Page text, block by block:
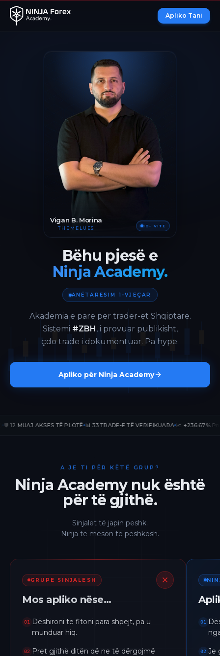
Apliko Tani
Vigan B. Morina
THEMELUES 10+ VITE
Bëhu pjesë e
Ninja Academy.
ANËTARËSIM 1-VJEÇAR
Akademia e parë për trader-ët Shqiptarë.
Sistemi #ZBH, i provuar publikisht,
çdo trade i dokumentuar. Pa hype.
Apliko për Ninja Academy
AKSES TË PLOTË 📊 33 TRADE-E TË VERIFIKUARA 📈 +236.67% PnL
A JE TI PËR KËTË GRUP?
Ninja Academy nuk është
për të gjithë.
Sinjalet të japin peshk.
Ninja të mëson të peshkosh.
GRUPE SINJALESH
Mos apliko nëse…
01
Dëshironi të fitoni para shpejt, pa u
munduar hiq.
02
Pret gjithë ditën që ne të dërgojmë
01
02 Je